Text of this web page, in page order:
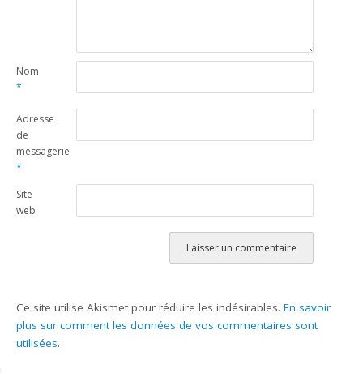
Nom
*
Adresse
de
messagerie
*
Site
web
Ce site utilise Akismet pour réduire les indésirables.En savoir
plus sur comment les données de vos commentaires sont
utilisées.